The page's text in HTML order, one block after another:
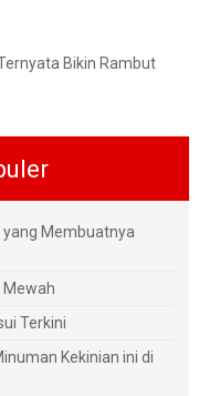
Bikin Rambut
yang Membuatnya
Mewah
Terkini
Kekinian ini di